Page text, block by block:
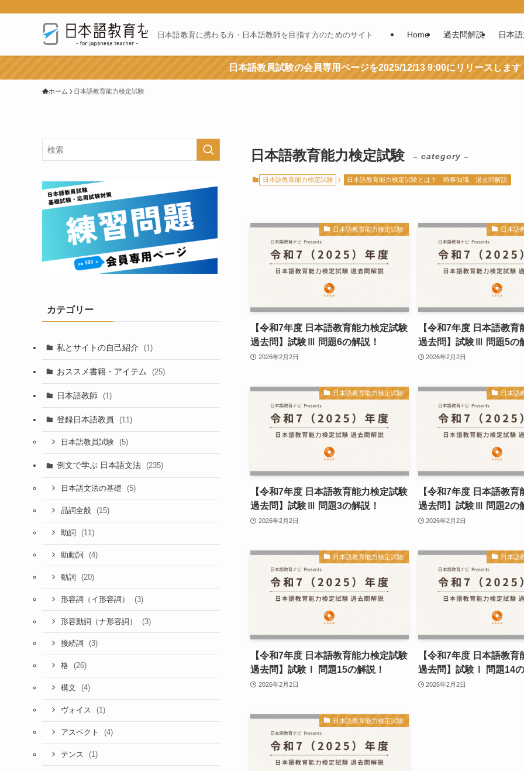
日本語教育に携わる方・日本語教師を目指す方のためのサイト Home 過去問解説 日本
日本語教員試験の会員専用ページを2025/12/13 9:00にリリースします
ホーム 日本語教育能力検定試験
日本語教育能力検定試験 – category –
日本語教育能力検定試験 日本語教育能力検定試験とは？ 時事知識 過去問解説
日本語教育能力検定試験
【令和7年度 日本語教育能力検定試験
過去問】試験Ⅲ 問題6の解説！
2026年2月2日
日本語
【令和7年度 日本語教育
過去問】試験Ⅲ 問題5の
2026年2月2日
日本語教育能力検定試験
【令和7年度 日本語教育能力検定試験
過去問】試験Ⅲ 問題3の解説！
2026年2月2日
日本語
【令和7年度 日本語教育
過去問】試験Ⅲ 問題2の
2026年2月2日
日本語教育能力検定試験
【令和7年度 日本語教育能力検定試験
過去問】試験Ⅰ 問題15の解説！
2026年2月2日
日本語
【令和7年度 日本語教育
過去問】試験Ⅰ 問題14の
2026年2月2日
日本語教育能力検定試験
カテゴリー
私とサイトの自己紹介 (1)
おススメ書籍・アイテム (25)
日本語教師 (1)
登録日本語教員 (11)
日本語教員試験 (5)
例文で学ぶ 日本語文法 (235)
日本語文法の基礎 (5)
品詞全般 (15)
助詞 (11)
助動詞 (4)
動詞 (20)
形容詞（イ形容詞） (3)
形容動詞（ナ形容詞） (3)
接続詞 (3)
格 (26)
構文 (4)
ヴォイス (1)
アスペクト (4)
テンス (1)